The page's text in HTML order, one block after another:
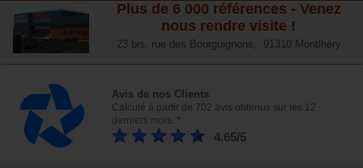
Plus de 6 000 références - Venez
nous rendre visite !
23 bis, rue des Bourguignons, 91310 Montlhéry
Avis de nos Clients
Calculé à partir de 702 avis obtenus sur les 12
derniers mois. *
4.65/5